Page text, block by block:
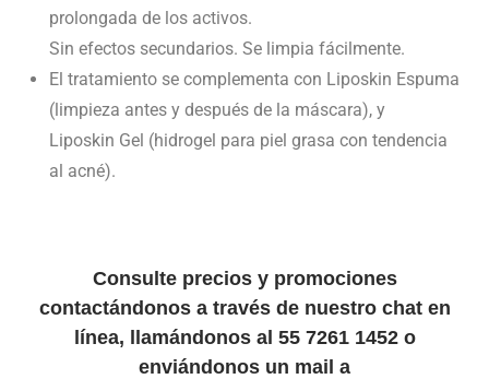
prolongada de los activos.
Sin efectos secundarios. Se limpia fácilmente.
El tratamiento se complementa con Liposkin Espuma
(limpieza antes y después de la máscara), y
Liposkin Gel (hidrogel para piel grasa con tendencia
al acné).
Consulte precios y promociones
contactándonos a través de nuestro chat en
línea, llamándonos al 55 7261 1452 o
enviándonos un mail a